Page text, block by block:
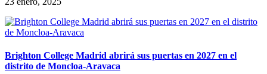
Brighton College Madrid abrirá sus puertas en 2027 en el
distrito de Moncloa-Aravaca